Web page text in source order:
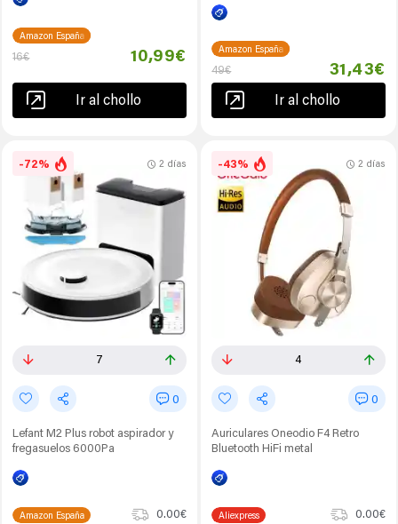
Amazon España
16€ 10,99€
Ir al chollo
Amazon España
49€ 31,43€
Ir al chollo
-72%
7
0
Lefant M2 Plus robot aspirador y
fregasuelos 6000Pa
2 días
Amazon España
0.00€
-43%
4
0
Auriculares Oneodio F4 Retro
Bluetooth HiFi metal
2 días
Aliexpress
0.00€